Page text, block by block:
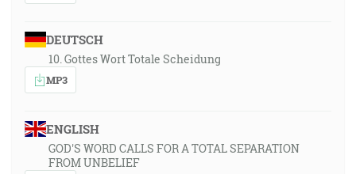
DEUTSCH
10. Gottes Wort Totale Scheidung
MP3
ENGLISH
GOD'S WORD CALLS FOR A TOTAL SEPARATION
FROM UNBELIEF